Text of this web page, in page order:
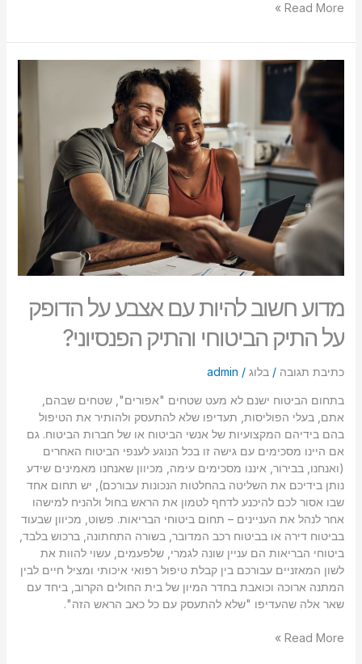
Read More »
מדוע חשוב להיות עם אצבע על הדופק
על התיק הביטוחי והתיק הפנסיוני?
כתיבת תגובה / בלוג/
admin
בתחום הביטוח ישנם לא מעט שטחים "אפורים", שטחים שבהם,
אתם, בעלי הפוליסות, תעדיפו שלא להתעסק ולהותיר את הטיפול
בהם בידיהם המקצועיות של אנשי הביטוח או של חברות הביטוח. גם
אם היינו מסכימים עם גישה זו בכל הנוגע לענפי הביטוח האחרים
(ואנחנו, בבירור, איננו מסכימים עימה, מכיוון שאנחנו מאמינים שידע
נותן בידיכם את השליטה בהחלטות הנכונות עבורכם), יש תחום אחד
שבו אסור לכם להיכנע לדחף לטמון את הראש בחול ולהניח למישהו
אחר לנהל את העניינים – תחום ביטוחי הבריאות. פשוט, מכיוון שבעוד
בביטוח דירה או בביטוח רכב המדובר, בשורה התחתונה, ברכוש בלבד,
ביטוחי הבריאות הם עניין שונה לגמרי, שלפעמים, עשוי להוות את
לשון המאזניים עבורכם בין קבלת טיפול רפואי איכותי ומציל חיים לבין
המתנה ארוכה וכואבת בחדר המיון של בית החולים הקרוב, ביחד עם
שאר אלה שהעדיפו "שלא להתעסק עם כל כאב הראש הזה".
חשוב
אצבע
על
על
התיק
הביטוחי
והתיק
Read More »